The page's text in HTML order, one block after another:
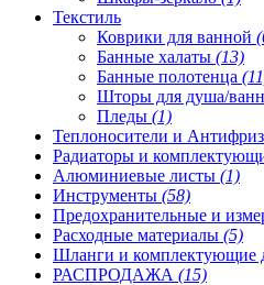
Текстиль
Коврики для ванной
Банные халаты (13)
Банные полотенца
Шторы для душа/
Пледы (1)
Теплоносители и
Радиаторы и
Алюминиевые листы (1)
Инструменты (58)
Предохранительные и
Расходные материалы (5)
Шланги и комплектующие
РАСПРОДАЖА (15)